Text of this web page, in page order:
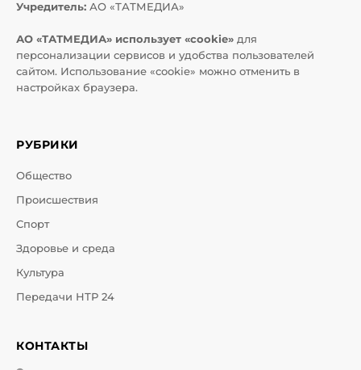
Учредитель: АО «ТАТМЕДИА»
АО «ТАТМЕДИА» использует «cookie» для
персонализации сервисов и удобства пользователей
сайтом. Использование «cookie» можно отменить в
настройках браузера.
РУБРИКИ
Общество
Происшествия
Спорт
Здоровье и среда
Культура
Передачи НТР 24
КОНТАКТЫ